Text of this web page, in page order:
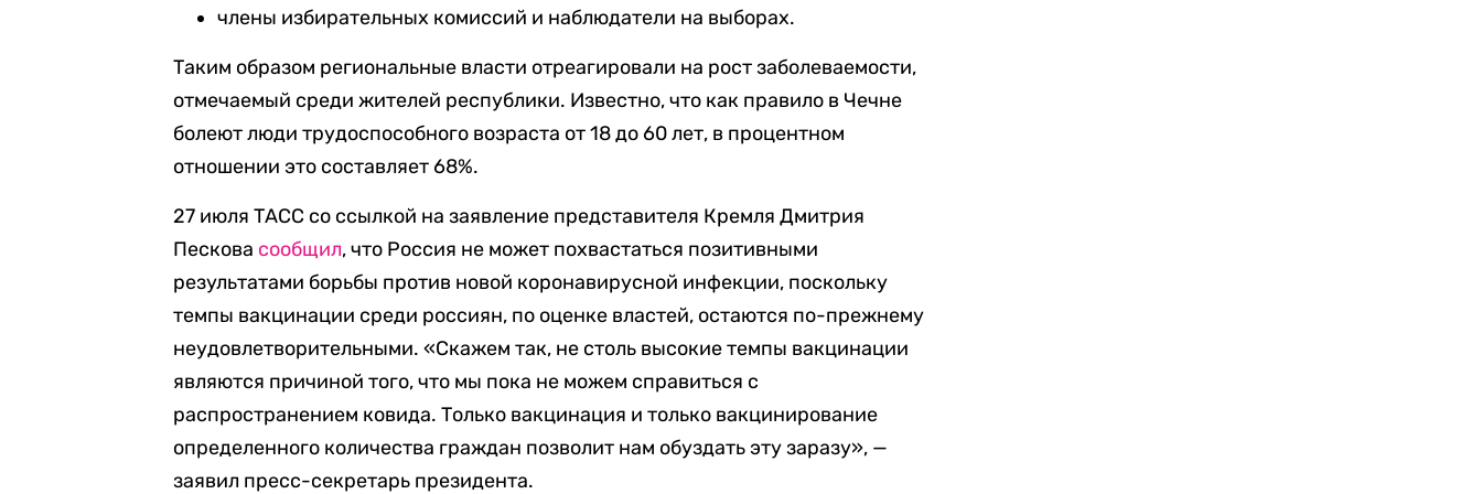
члены избирательных комиссий и наблюдатели на выборах.
Таким образом региональные власти отреагировали на рост заболеваемости,
отмечаемый среди жителей республики. Известно, что как правило в Чечне
болеют люди трудоспособного возраста от 18 до 60 лет, в процентном
отношении это составляет 68%.
27 июля ТАСС со ссылкой на заявление представителя Кремля Дмитрия
Пескова сообщил, что Россия не может похвастаться позитивными
результатами борьбы против новой коронавирусной инфекции, поскольку
темпы вакцинации среди россиян, по оценке властей, остаются по-прежнему
неудовлетворительными. «Скажем так, не столь высокие темпы вакцинации
являются причиной того, что мы пока не можем справиться с
распространением ковида. Только вакцинация и только вакцинирование
определенного количества граждан позволит нам обуздать эту заразу», —
заявил пресс-секретарь президента.